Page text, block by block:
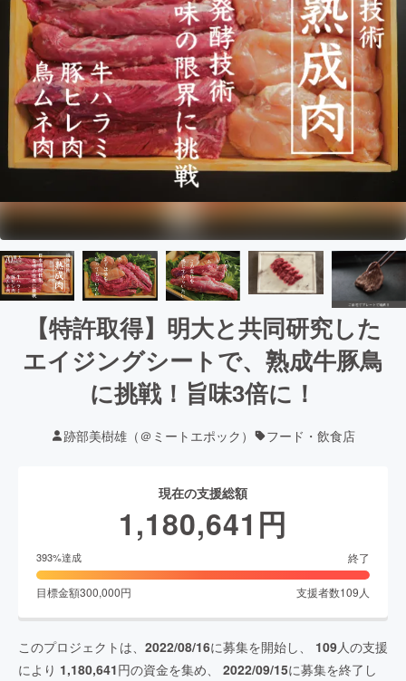
【特許取得】明大と共同研究した
エイジングシートで、熟成牛豚鳥
に挑戦！旨味3倍に！
跡部美樹雄（＠ミートエポック） フード・飲食店
現在の支援総額
1,180,641 円
393%達成 終了
目標金額300,000円 支援者数109 人
このプロジェクトは、 2022/08/16に募集を開始し、 109人の支援
により 1,180,641円の資金を集め、 2022/09/15に募集を終了し